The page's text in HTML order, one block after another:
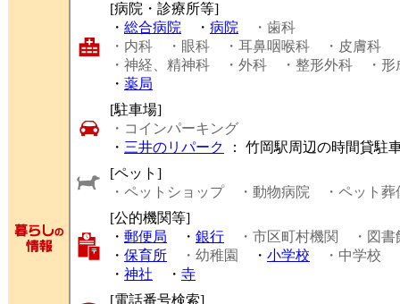
[病院・診療所等]
・ 総合病院 ・ 病院
・歯科
・内科
・眼科 ・耳鼻咽喉科 ・皮膚科
・神経、精神科
・外科 ・整形外科
・
・ 薬局
[駐車場]
・コインパーキング
・ 三井のリパーク
： 竹岡駅周辺の時間貸駐
[ペット]
・ペットショップ
・動物病院
・ペット葬
[公的機関等]
・ 郵便局 ・ 銀行 ・市区町村機関
・図書
・ 保育所 ・幼稚園 ・ 小学校 ・中学校
・ 神社 ・ 寺
[電話番号検索]